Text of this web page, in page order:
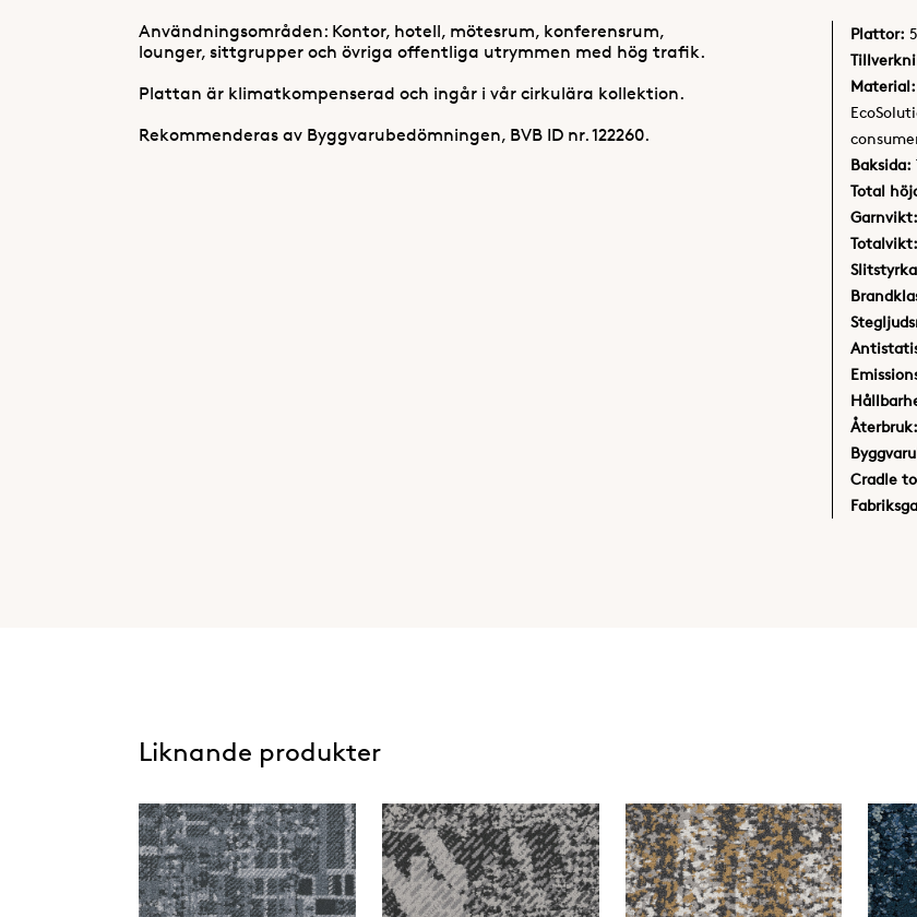
Användningsområden: Kontor, hotell, mötesrum, konferensrum,
lounger, sittgrupper och övriga offentliga utrymmen med hög trafik.
Plattan är klimatkompenserad och ingår i vår cirkulära kollektion.
Rekommenderas av Byggvarubedömningen, BVB ID nr. 122260.
Plattor:
Material:
Baksida:
Total
Garnvikt:
Totalvikt:
Återbruk:
Cradle
Liknande produkter